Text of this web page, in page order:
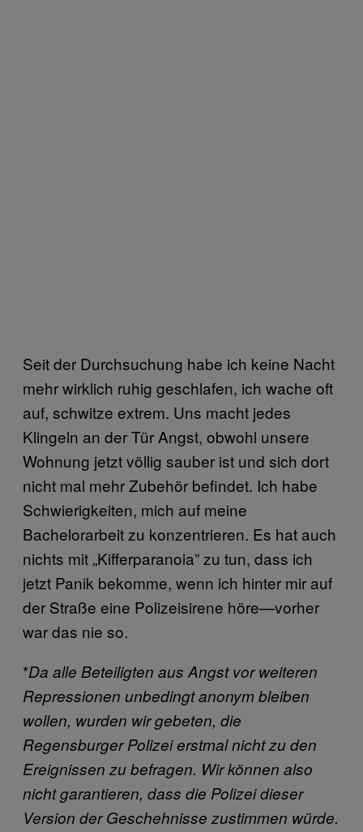
Seit der Durchsuchung habe ich keine Nacht
mehr wirklich ruhig geschlafen, ich wache oft
auf, schwitze extrem. Uns macht jedes
Klingeln an der Tür Angst, obwohl unsere
Wohnung jetzt völlig sauber ist und sich dort
nicht mal mehr Zubehör befindet. Ich habe
Schwierigkeiten, mich auf meine
Bachelorarbeit zu konzentrieren. Es hat auch
nichts mit „Kifferparanoia” zu tun, dass ich
jetzt Panik bekomme, wenn ich hinter mir auf
der Straße eine Polizeisirene höre—vorher
war das nie so.
*Da alle Beteiligten aus Angst vor weiteren
Repressionen unbedingt anonym bleiben
wollen, wurden wir gebeten, die
Regensburger Polizei erstmal nicht zu den
Ereignissen zu befragen. Wir können also
nicht garantieren, dass die Polizei dieser
Version der Geschehnisse zustimmen würde.